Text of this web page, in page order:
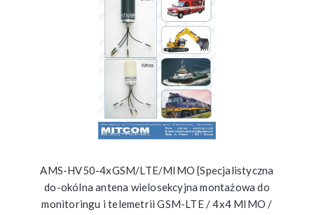
AMS-HV50-4xGSM/LTE/MIMO {Specjalistyczna
do-okólna antena wielosekcyjna montażowa do
monitoringu i telemetrii GSM-LTE / 4x4 MIMO /